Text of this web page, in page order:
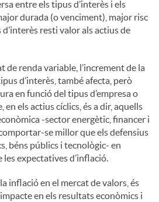
entre els tipus d’interès i els
durada (o venciment), major risc
resti valor als actius de
de renda variable, l’increment de la
d’interès, també afecta, però
en funció del tipus d’empresa o
en els actius cíclics, és a dir, aquells
-sector energètic, financer i
se millor que els defensius
béns públics i tecnològic- en
les expectatives d’inflació.
inflació en el mercat de valors, és
en els resultats econòmics i